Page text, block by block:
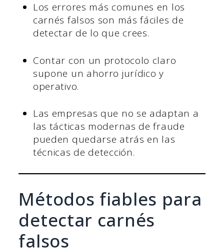
Los errores más comunes en los
carnés falsos son más fáciles de
detectar de lo que crees.
Contar con un protocolo claro
supone un ahorro jurídico y
operativo.
Las empresas que no se adaptan a
las tácticas modernas de fraude
pueden quedarse atrás en las
técnicas de detección.
Métodos fiables para
detectar carnés
falsos